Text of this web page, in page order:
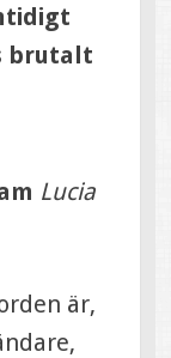
brutalt
Lucia
är,